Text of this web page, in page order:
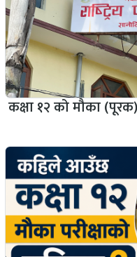
कक्षा १२ को मौका